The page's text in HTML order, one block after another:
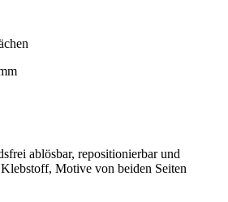
ablösbar, repositionierbar und
Motive von beiden Seiten